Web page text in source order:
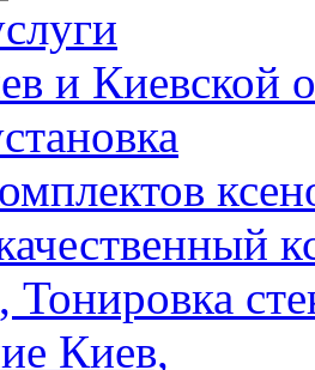
и Киевской
Тонировка
Киев,